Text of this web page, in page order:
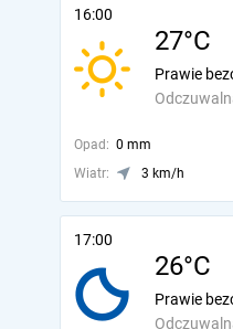
16:00
27°C
Prawie
Opad: 0 mm
Wiatr:
3 km/h
17:00
26°C
Prawie